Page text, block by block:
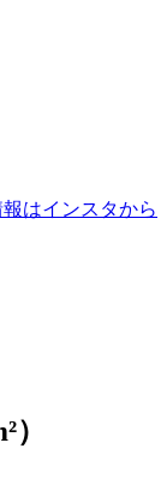
はインスタから